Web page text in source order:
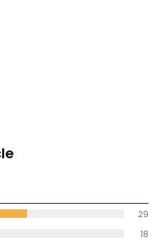
18
29